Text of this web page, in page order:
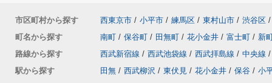
市区町村から探す 西東京市 / 小平市 / 練馬区 / 東村山市 / 渋谷区 /
町名から探す
南町 / 保谷町 / 田無町 / 花小金井 / 富士町 / 新
路線から探す
西武新宿線 / 西武池袋線 / 西武拝島線 / 中央線 /
駅から探す
田無 / 西武柳沢 / 東伏見 / 花小金井 / 保谷 / 小